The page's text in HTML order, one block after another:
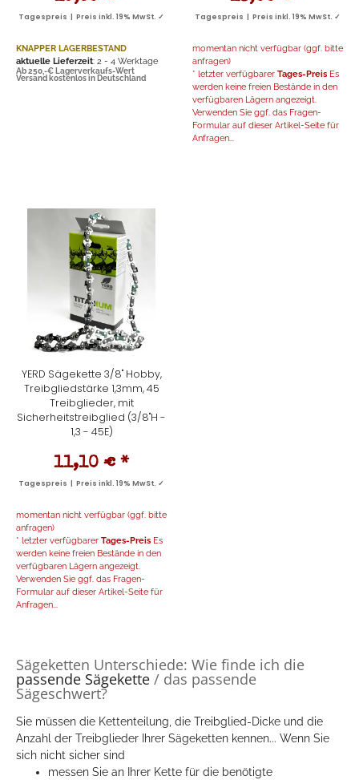
Tagespreis | Preis inkl. 19% MwSt. ✓
KNAPPER LAGERBESTAND
aktuelle Lieferzeit: 2 - 4 Werktage
Ab 250,-€ Lagerverkaufs-Wert
Versand kostenlos in Deutschland
Tagespreis | Preis inkl. 19% MwSt. ✓
momentan nicht verfügbar (ggf. bitte
anfragen)
* letzter verfügbarer Tages-Preis Es
werden keine freien Bestände in den
verfügbaren Lägern angezeigt.
Verwenden Sie ggf. das Fragen-
Formular auf dieser Artikel-Seite für
Anfragen...
YERD Sägekette 3/8" Hobby,
Treibgliedstärke 1,3mm, 45
Treibglieder, mit
Sicherheitstreibglied (3/8"H -
1,3 - 45E)
11,10 € *
Tagespreis | Preis inkl. 19% MwSt. ✓
momentan nicht verfügbar (ggf. bitte
anfragen)
* letzter verfügbarer Tages-Preis Es
werden keine freien Bestände in den
verfügbaren Lägern angezeigt.
Verwenden Sie ggf. das Fragen-
Formular auf dieser Artikel-Seite für
Anfragen...
Sägeketten Unterschiede: Wie finde ich die
passende Sägekette / das passende
Sägeschwert?
Sie müssen die Kettenteilung, die Treibglied-Dicke und die
Anzahl der Treibglieder Ihrer Sägeketten kennen... Wenn Sie
sich nicht sicher sind
messen Sie an Ihrer Kette für die benötigte